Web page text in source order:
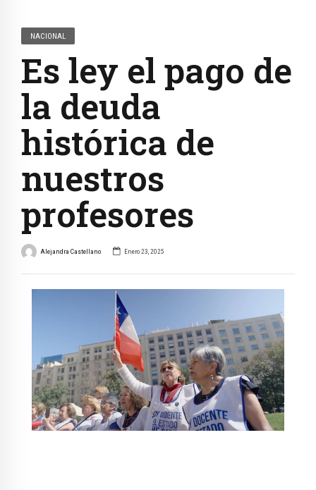
NACIONAL
Es ley el pago de
la deuda
histórica de
nuestros
profesores
Alejandra Castellano Enero 23, 2025